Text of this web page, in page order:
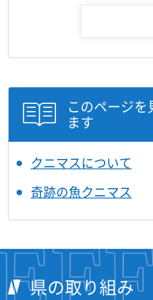
このページ
ます
クニマスについて
奇跡の魚クニマス
県の取り組み